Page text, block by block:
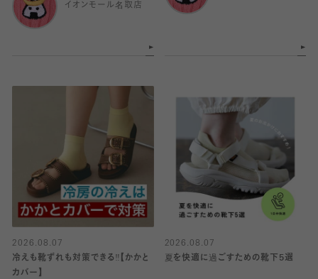
イオンモール名取店
2026.08.07
冷えも靴ずれも対策できる‼️【かかと
カバー】
2026.08.07
夏を快適に過ごすための靴下5選